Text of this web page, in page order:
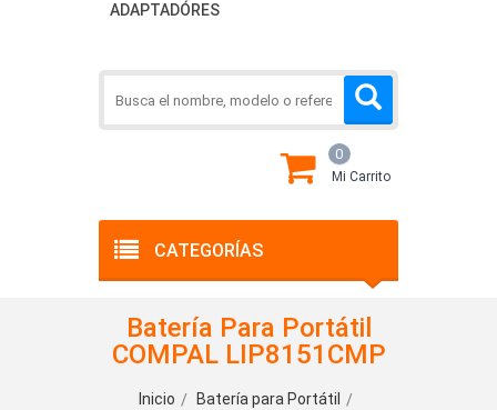
ADAPTADÓRES
CATEGORÍAS
0
Mi Carrito
Batería Para Portátil
COMPAL LIP8151CMP
Inicio
Batería para Portátil